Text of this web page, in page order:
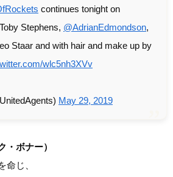
continues tonight on
Stephens, @AdrianEdmondson,
Staar and with hair and make up by
wlc5nh3XVv
May 29, 2019
・ボナー）
命じ、